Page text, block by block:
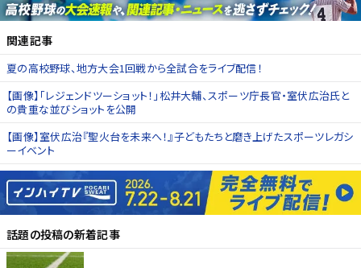
関連記事
夏の高校野球、地方大会1回戦から全試合をライブ配信！
【画像】「レジェンドツーショット！」松井大輔、スポーツ庁長官・室伏広治氏と
の貴重な並びショットを公開
【画像】室伏広治『聖火台を未来へ！』子どもたちと磨き上げたスポーツレガシ
ーイベント
話題の投稿の新着記事